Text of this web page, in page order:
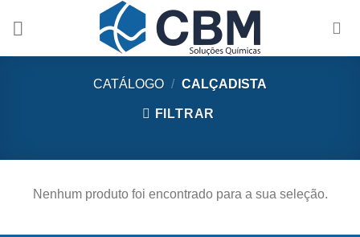
CATÁLOGO / CALÇADISTA
FILTRAR
Nenhum produto foi encontrado para a sua seleção.